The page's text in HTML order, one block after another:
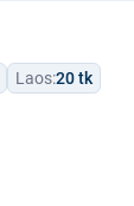
Laos:20 tk